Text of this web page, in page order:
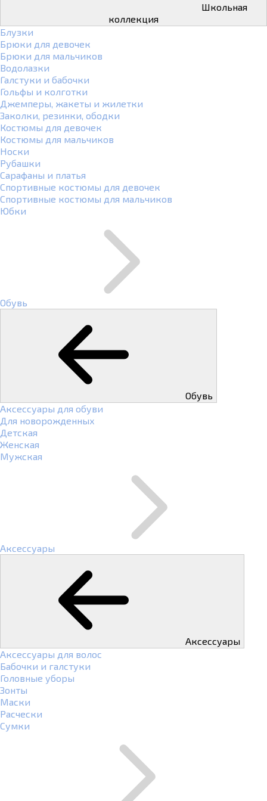
коллекция
Блузки
Брюки для девочек
Брюки для мальчиков
Водолазки
Галстуки и бабочки
Гольфы и колготки
Джемперы, жакеты и жилетки
Заколки, резинки, ободки
Костюмы для девочек
Костюмы для мальчиков
Носки
Рубашки
Сарафаны и платья
Спортивные костюмы для девочек
Спортивные костюмы для мальчиков
Юбки
Обувь
Обувь
Аксессуары для обуви
Для новорожденных
Детская
Женская
Мужская
Аксессуары
Аксессуары
Аксессуары для волос
Бабочки и галстуки
Головные уборы
Зонты
Маски
Расчески
Сумки